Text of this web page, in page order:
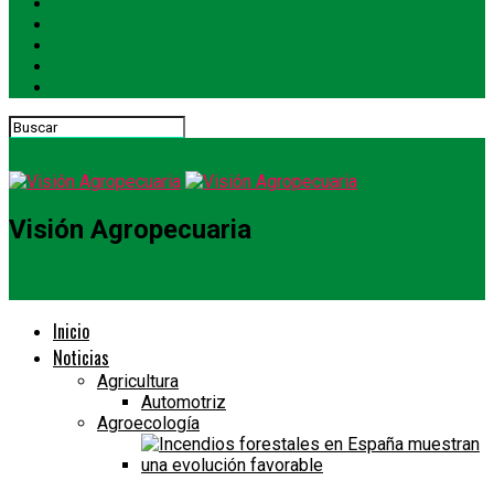
Visión Agropecuaria
Inicio
Noticias
Agricultura
Automotriz
Agroecología